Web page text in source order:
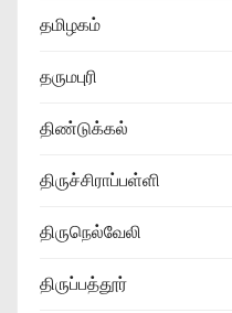
தமிழகம்
தருமபுரி
திண்டுக்கல்
திருச்சிராப்பள்ளி
திருநெல்வேலி
திருப்பத்தூர்